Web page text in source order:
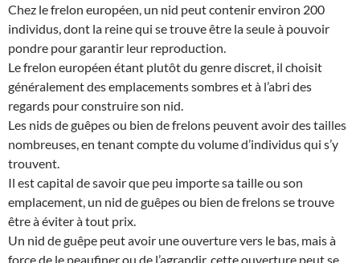
Chez le frelon européen, un nid peut contenir environ 200
individus, dont la reine qui se trouve être la seule à pouvoir
pondre pour garantir leur reproduction.
Le frelon européen étant plutôt du genre discret, il choisit
généralement des emplacements sombres et à l’abri des
regards pour construire son nid.
Les nids de guêpes ou bien de frelons peuvent avoir des tailles
nombreuses, en tenant compte du volume d’individus qui s’y
trouvent.
Il est capital de savoir que peu importe sa taille ou son
emplacement, un nid de guêpes ou bien de frelons se trouve
être à éviter à tout prix.
Un nid de guêpe peut avoir une ouverture vers le bas, mais à
force de le peaufiner ou de l’agrandir, cette ouverture peut se